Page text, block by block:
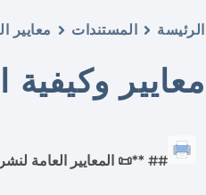
الرئيسة المستندات معايير
معايير وكيفية
## **📜 المعايير العامة